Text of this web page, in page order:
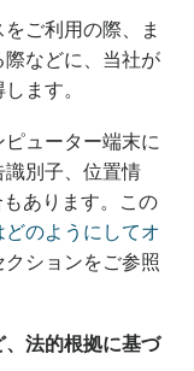
ご利用の際、ま
などに、当社が
ます。
ューター端末に
別子、位置情
あります。この
どのようにしてオ
クションをご参照
法的根拠に基づ